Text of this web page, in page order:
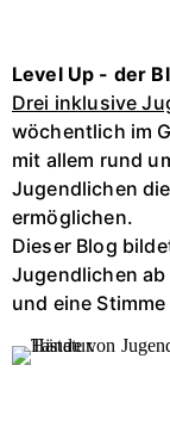
Level Up - der
Drei inklusive
wöchentlich im
mit allem rund
Jugendlichen
ermöglichen.
Dieser Blog
Jugendlichen
und eine